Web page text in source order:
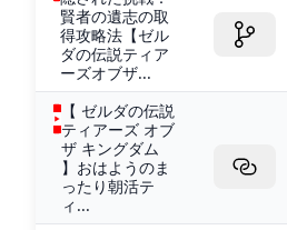
賢者の遺志の取
得攻略法【ゼル
ダの伝説ティア
ーズオブザ...
【 ゼルダの伝説
ティアーズ オブ
ザ キングダム
】おはようのま
ったり朝活テ
ィ...